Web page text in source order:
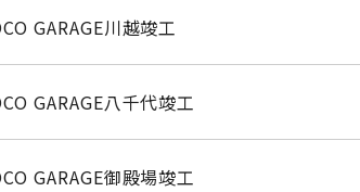
GARAGE川越竣工
GARAGE八千代竣工
GARAGE御殿場竣工